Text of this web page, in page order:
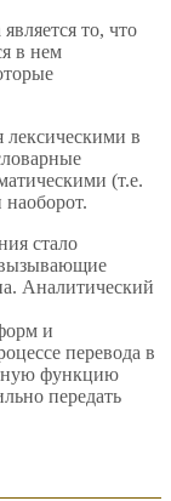
то, что
в нем
лексическими в
(т.е.
наоборот.
стало
Аналитический
и
перевода в
функцию
передать